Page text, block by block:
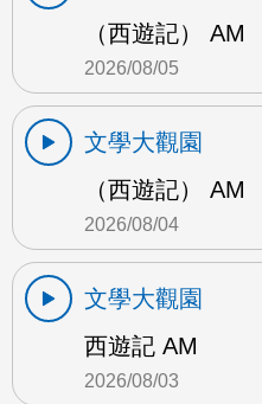
（西遊記） AM
2026/08/05
文學大觀園
（西遊記） AM
2026/08/04
文學大觀園
西遊記 AM
2026/08/03